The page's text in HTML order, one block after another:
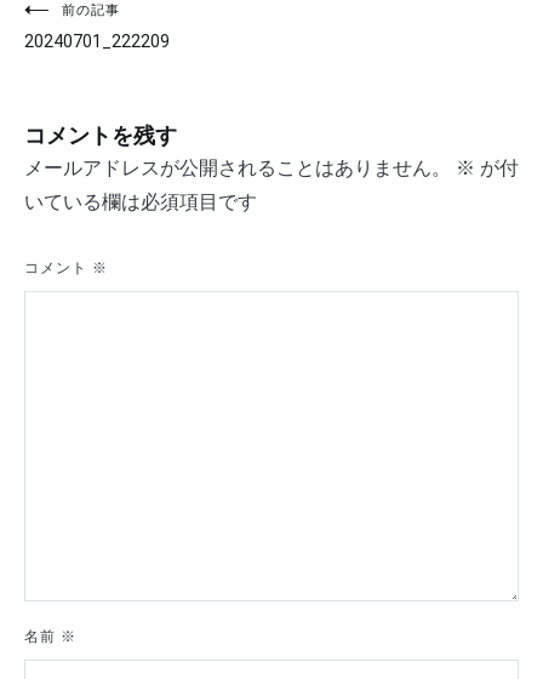
投
稿
ビ
ゲ
シ
前の記事
20240701_222209
コメントを残す
メールアドレスが公開されることはありません。 ※ が付
いている欄は必須項目です
コメント ※
名前 ※